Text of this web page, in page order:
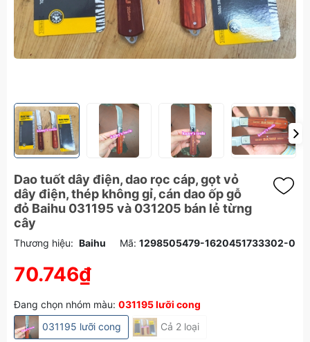
Dao tuốt dây điện, dao rọc cáp, gọt vỏ
dây điện, thép không gỉ, cán dao ốp gỗ
đỏ Baihu 031195 và 031205 bán lẻ từng
cây
Thương hiệu: Baihu Mã: 1298505479-1620451733302-0
70.746₫
Đang chọn nhóm màu: 031195 lưỡi cong
031195 lưỡi cong
Cả 2 loại